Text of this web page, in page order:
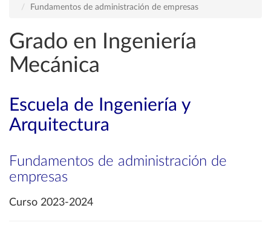
Fundamentos de administración de empresas
Grado en Ingeniería
Mecánica
Escuela de Ingeniería y
Arquitectura
Fundamentos de administración de
empresas
Curso 2023-2024